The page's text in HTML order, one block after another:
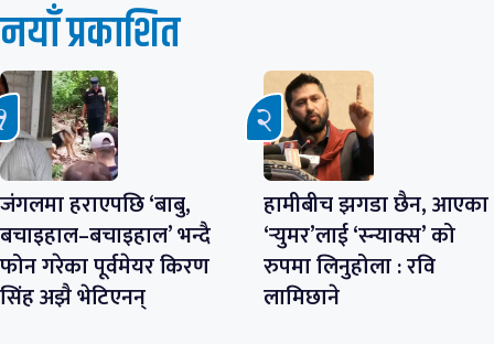
नयाँ प्रकाशित
जंगलमा हराएपछि ‘बाबु,
बचाइहाल–बचाइहाल’ भन्दै
फोन गरेका पूर्वमेयर किरण
सिंह अझै भेटिएनन्
हामीबीच झगडा छैन, आएका
‘र्‍युमर’लाई ‘स्न्याक्स’ को
रुपमा लिनुहोला : रवि
लामिछाने